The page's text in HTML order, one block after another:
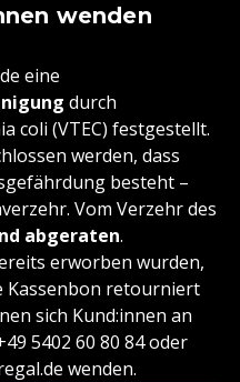
wenden
eine
durch
coli (VTEC) festgestellt.
werden, dass
besteht –
Vom Verzehr des
abgeraten.
erworben wurden,
Kassenbon retourniert
sich Kund:innen an
5402 60 80 84 oder
wenden.